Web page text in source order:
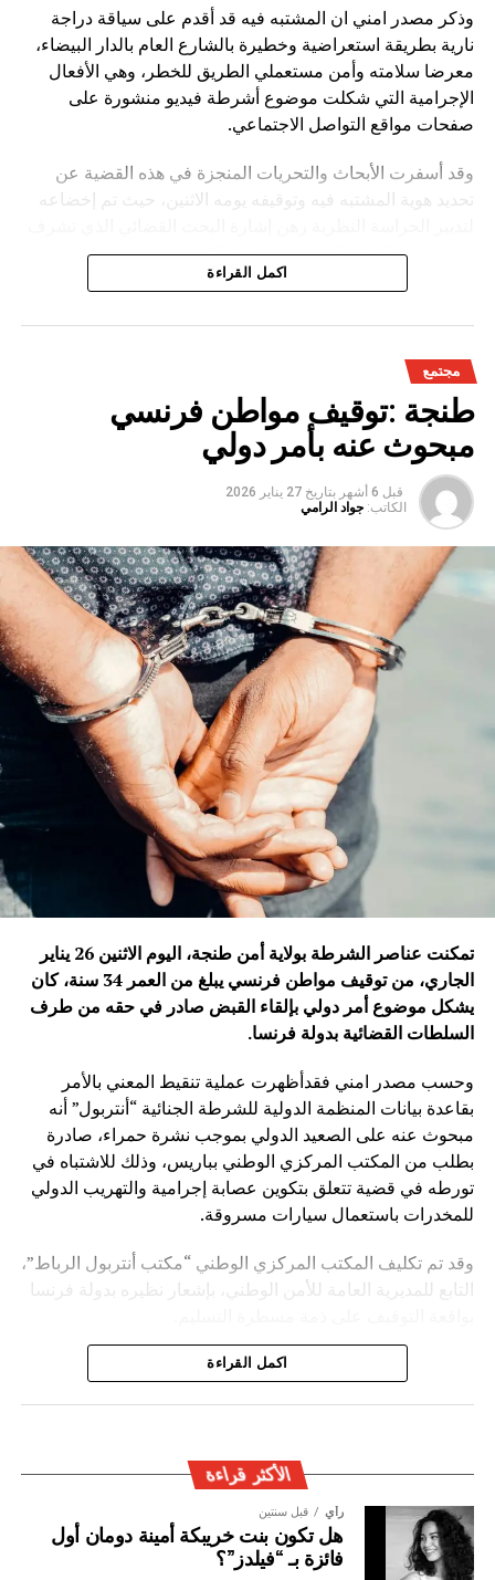
وذكر مصدر امني ان المشتبه فيه قد أقدم على سياقة دراجة
نارية بطريقة استعراضية وخطيرة بالشارع العام بالدار البيضاء،
معرضا سلامته وأمن مستعملي الطريق للخطر، وهي الأفعال
الإجرامية التي شكلت موضوع أشرطة فيديو منشورة على
صفحات مواقع التواصل الاجتماعي.
وقد أسفرت الأبحاث والتحريات المنجزة في هذه القضية عن
تحديد هوية المشتبه فيه وتوقيفه يومه الاثنين، حيث تم إخضاعه
عليه النيابة العامة المختصة، وذلك للكشف عن جميع ظروف
وملابسات وخلفيات هذه القضية، وكذا تحديد كافة
اكمل القراءة
مجتمع
طنجة :توقيف مواطن فرنسي
مبحوث عنه بأمر دولي
قبل 6 أشهر بتاريخ 27 يناير 2026
الكاتب: جواد الرامي
تمكنت عناصر الشرطة بولاية أمن طنجة، اليوم الاثنين 26 يناير
الجاري، من توقيف مواطن فرنسي يبلغ من العمر 34 سنة، كان
يشكل موضوع أمر دولي بإلقاء القبض صادر في حقه من طرف
السلطات القضائية بدولة فرنسا.
وحسب مصدر امني فقدأظهرت عملية تنقيط المعني بالأمر
بقاعدة بيانات المنظمة الدولية للشرطة الجنائية “أنتربول” أنه
مبحوث عنه على الصعيد الدولي بموجب نشرة حمراء، صادرة
بطلب من المكتب المركزي الوطني بباريس، وذلك للاشتباه في
تورطه في قضية تتعلق بتكوين عصابة إجرامية والتهريب الدولي
للمخدرات باستعمال سيارات مسروقة.
وقد تم تكليف المكتب المركزي الوطني “مكتب أنتربول الرباط”،
التابع للمديرية العامة للأمن الوطني، بإشعار نظيره بدولة فرنسا
ويأتي توقيف المشتبه به في سياق التزام المصالح الأمنية
اكمل القراءة
الأكثر قراءة
رأي قبل سنتين
هل تكون بنت خريبكة أمينة دومان أول
فائزة بـ “فيلدز”؟